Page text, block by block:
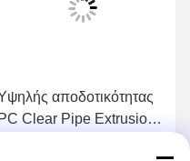
αποδοτικότητας
PC Clear Pipe Extrusion